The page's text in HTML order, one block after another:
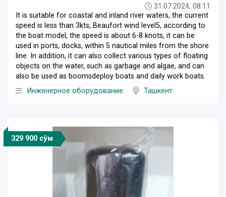
31.07.2024, 08:11
It is suitable for coastal and inland river waters, the current
speed is less than 3kts, Beaufort wind level5, according to
the boat model, the speed is about 6-8 knots, it can be
used in ports, docks, within 5 nautical miles from the shore
line. In addition, it can also collect various types of floating
objects on the water, such as garbage and algae, and can
also be used as boomsdeploy boats and daily work boats.
Инженерное оборудование
Ташкент
329 900 сўм